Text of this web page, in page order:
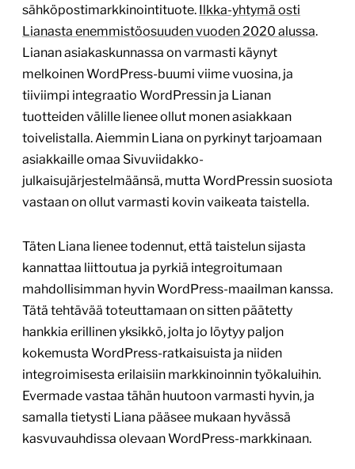
sähköpostimarkkinointituote. Ilkka-yhtymä osti
Lianasta enemmistöosuuden vuoden 2020 alussa.
Lianan asiakaskunnassa on varmasti käynyt
melkoinen WordPress-buumi viime vuosina, ja
tiiviimpi integraatio WordPressin ja Lianan
tuotteiden välille lienee ollut monen asiakkaan
toivelistalla. Aiemmin Liana on pyrkinyt tarjoamaan
asiakkaille omaa Sivuviidakko-
julkaisujärjestelmäänsä, mutta WordPressin suosiota
vastaan on ollut varmasti kovin vaikeata taistella.
Täten Liana lienee todennut, että taistelun sijasta
kannattaa liittoutua ja pyrkiä integroitumaan
mahdollisimman hyvin WordPress-maailman kanssa.
Tätä tehtävää toteuttamaan on sitten päätetty
hankkia erillinen yksikkö, jolta jo löytyy paljon
kokemusta WordPress-ratkaisuista ja niiden
integroimisesta erilaisiin markkinoinnin työkaluihin.
Evermade vastaa tähän huutoon varmasti hyvin, ja
samalla tietysti Liana pääsee mukaan hyvässä
kasvuvauhdissa olevaan WordPress-markkinaan.